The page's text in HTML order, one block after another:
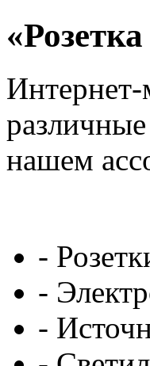
Интернет-
нашем
-
-
-